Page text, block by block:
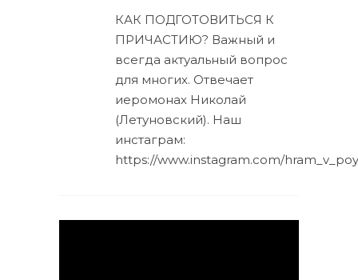
КАК ПОДГОТОВИТЬСЯ К
ПРИЧАСТИЮ? Важный и
всегда актуальный вопрос
для многих. Отвечает
иеромонах Николай
(Летуновский). Наш
инстаграм:
https://www.instagram.com/